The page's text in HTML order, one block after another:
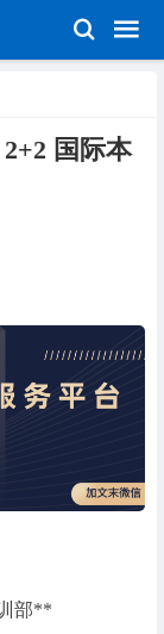
国际本
部**